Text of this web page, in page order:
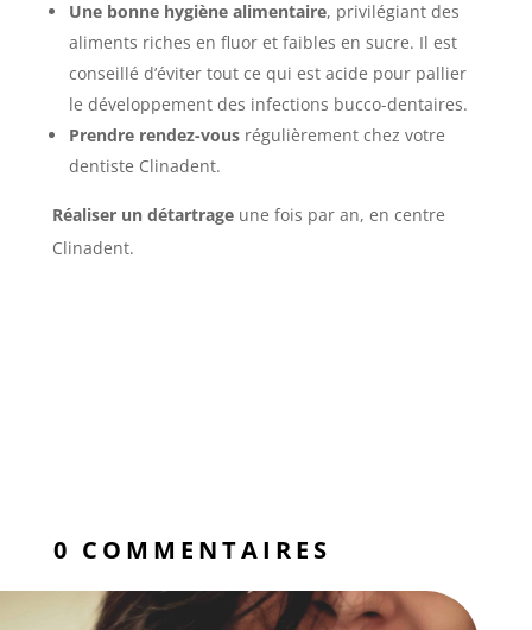
Une bonne hygiène alimentaire, privilégiant des
aliments riches en fluor et faibles en sucre. Il est
conseillé d’éviter tout ce qui est acide pour pallier
le développement des infections bucco-dentaires.
Prendre rendez-vousrégulièrement chez votre
dentiste Clinadent.
Réaliser un détartrageune fois par an, en centre
Clinadent.
0 COMMENTAIRES